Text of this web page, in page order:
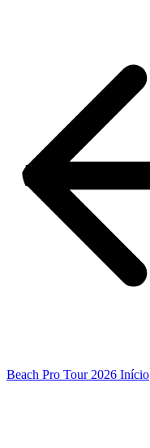
Beach Pro Tour 2026 Início